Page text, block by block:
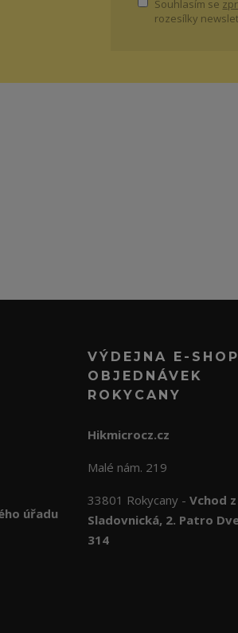
Souhlasím se
rozesílky
úřadu
VÝDEJNA E-SHOP
OBJEDNÁVEK
ROKYCANY
Hikmicrocz.cz
Malé nám. 219
33801 Rokycany - Vchod
Sladovnická, 2. Patro
314